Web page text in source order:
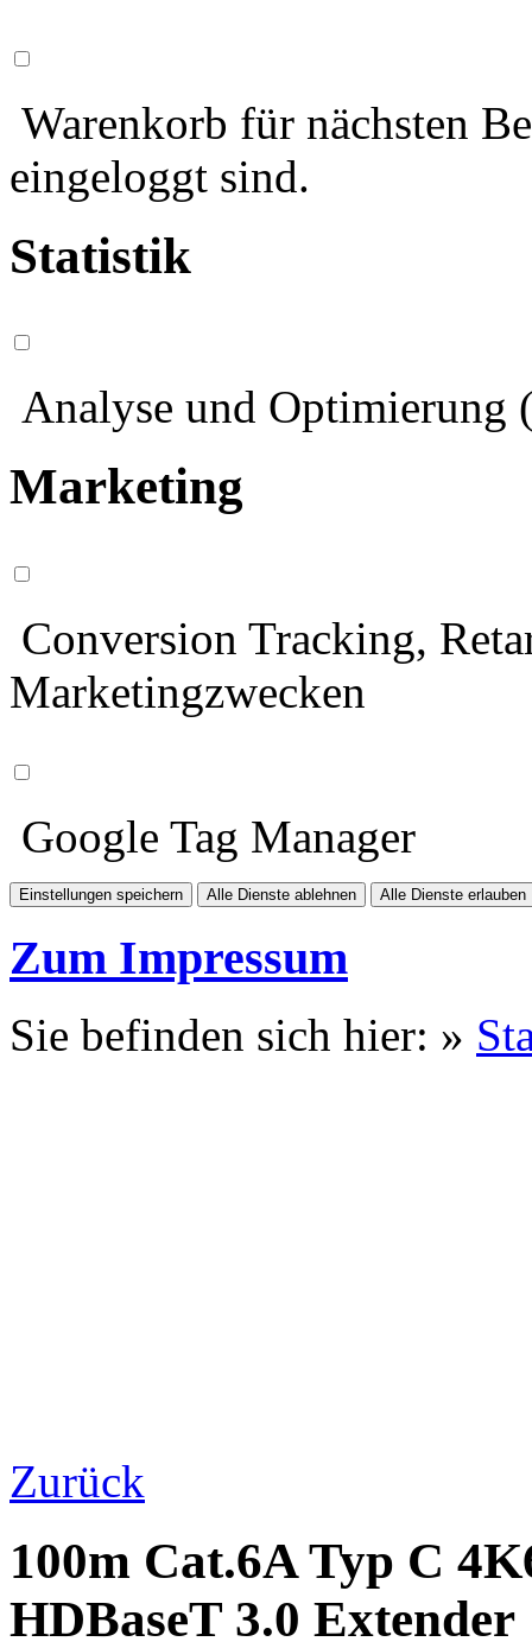
Warenkorb für nächsten
eingeloggt sind.
Statistik
Analyse und Optimierung
Marketing
Conversion Tracking,
Marketingzwecken
Google Tag Manager
Einstellungen speichern Alle Dienste ablehnen Alle Dienste erlauben
Zum Impressum
Sie befinden sich hier: »
Zurück
100m Cat.6A Typ C
HDBaseT 3.0 Extender